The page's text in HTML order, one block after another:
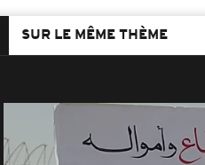
SUR LE MÊME THÈME